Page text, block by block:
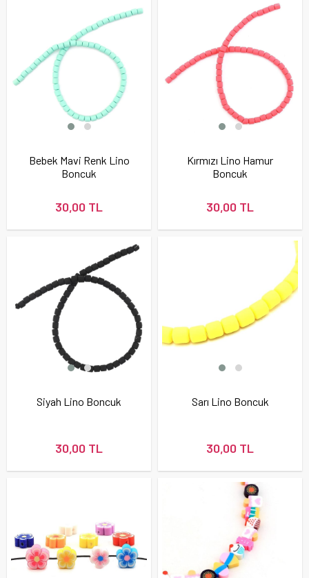
Bebek Mavi Renk Lino
Boncuk
30,00 TL
Kırmızı Lino Hamur
Boncuk
30,00 TL
Siyah Lino Boncuk
30,00 TL
Sarı Lino Boncuk
30,00 TL